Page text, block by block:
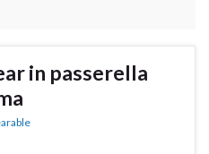
in passerella